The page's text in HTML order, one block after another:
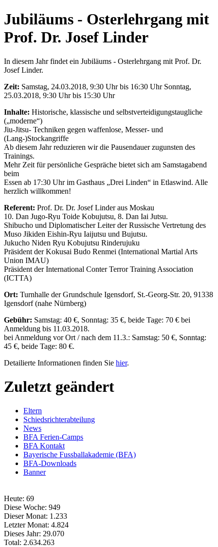
Jubiläums - Osterlehrgang mit
Prof. Dr. Josef Linder
In diesem Jahr findet ein Jubiläums - Osterlehrgang mit Prof. Dr.
Josef Linder.
Zeit: Samstag, 24.03.2018, 9:30 Uhr bis 16:30 Uhr Sonntag,
25.03.2018, 9:30 Uhr bis 15:30 Uhr
Inhalte: Historische, klassische und selbstverteidigungstaugliche
(„moderne“)
Jiu-Jitsu- Techniken gegen waffenlose, Messer- und
(Lang-)Stockangriffe
Ab diesem Jahr reduzieren wir die Pausendauer zugunsten des
Trainings.
Mehr Zeit für persönliche Gespräche bietet sich am Samstagabend
beim
Essen ab 17:30 Uhr im Gasthaus „Drei Linden“ in Etlaswind. Alle
herzlich willkommen!
Referent: Prof. Dr. Dr. Josef Linder aus Moskau
10. Dan Jugo-Ryu Toide Kobujutsu, 8. Dan Iai Jutsu.
Shibucho und Diplomatischer Leiter der Russische Vertretung des
Muso Jikiden Eishin-Ryu Iaijutsu und Bujutsu.
Jukucho Niden Ryu Kobujutsu Rinderujuku
Präsident der Kokusai Budo Renmei (International Martial Arts
Union IMAU)
Präsident der International Conter Terror Training Association
(ICTTA)
Ort: Turnhalle der Grundschule Igensdorf, St.-Georg-Str. 20, 91338
Igensdorf (nahe Nürnberg)
Gebühr: Samstag: 40 €, Sonntag: 35 €, beide Tage: 70 € bei
Anmeldung bis 11.03.2018.
bei Anmeldung vor Ort / nach dem 11.3.: Samstag: 50 €, Sonntag:
45 €, beide Tage: 80 €.
Detailierte Informationen finden Sie hier.
Zuletzt geändert
Eltern
Schiedsrichterabteilung
News
BFA Ferien-Camps
BFA Kontakt
Bayerische Fussballakademie (BFA)
BFA-Downloads
Banner
Heute: 69
Diese Woche: 949
Dieser Monat: 1.233
Letzter Monat: 4.824
Dieses Jahr: 29.070
Total: 2.634.263